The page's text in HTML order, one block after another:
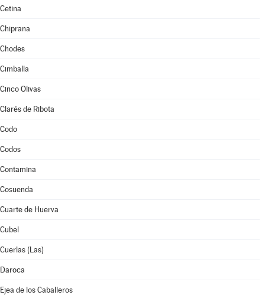
Cetina
Chiprana
Chodes
Cimballa
Cinco Olivas
Clarés de Ribota
Codo
Codos
Contamina
Cosuenda
Cuarte de Huerva
Cubel
Cuerlas (Las)
Daroca
Ejea de los Caballeros